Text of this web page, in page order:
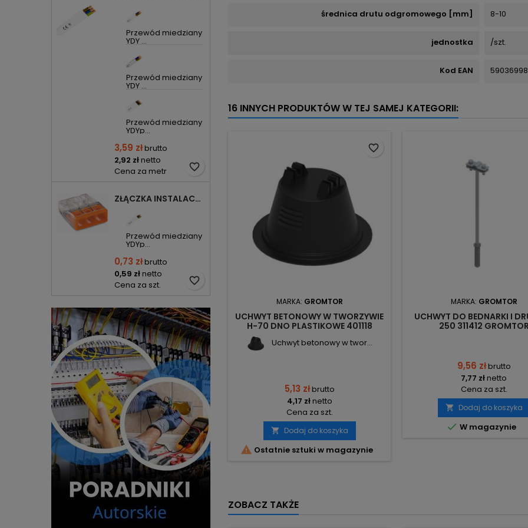
Przewód miedziany
YDY ...
Przewód miedziany
YDY ...
Przewód miedziany
YDYp...
3,59 złbrutto
2,92 złnetto
Cena za metr
favorite_border
ZŁĄCZKA INSTALACYJNA 3X COMPACT POMARAŃCZOWA 2273-203 WAGO
Przewód miedziany
YDYp...
0,73 złbrutto
0,59 złnetto
Cena za szt.
favorite_border
średnica drutu odgromowego [mm] 8-10
jednostka /szt.
Kod EAN
16 INNYCH PRODUKTÓW W TEJ SAMEJ KATEGORII:
MARKA: GROMTOR
UCHWYT BETONOWY W TWORZYWIE
H-70 DNO PLASTIKOWE 401118
Uchwyt betonowy w twor...
5,13 złbrutto
4,17 złnetto
Cena za szt.
 Dodaj do koszyka
 Ostatnie sztuki w magazynie
favorite_border
MARKA: GROMTOR
UCHWYT DO BEDNARKI I
250 311412 GROMTOR
9,56 złbrutto
7,77 złnetto
Cena za szt.
 Dodaj do koszyka
 W magazynie
ZOBACZ TAKŻE